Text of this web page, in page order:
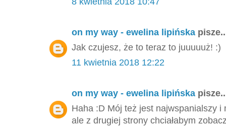
on my way - ewelina lipińska
Jak czujesz, że to teraz to juuuuuż! :)
11 kwietnia 2018 12:22
on my way - ewelina lipińska
Haha :D Mój też jest najwspanialszy i
ale z drugiej strony chciałabym